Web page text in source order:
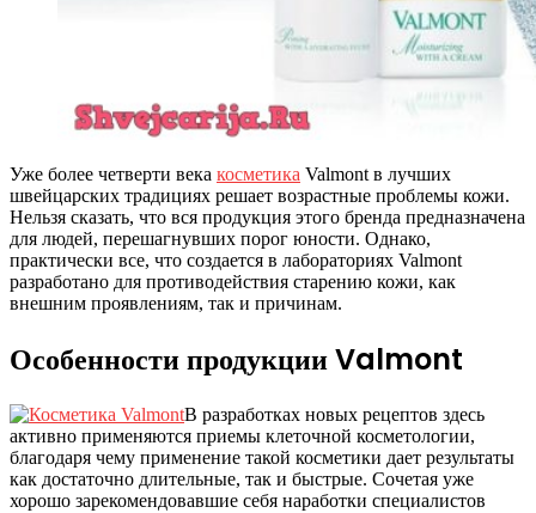
Уже более четверти века косметика Valmont в лучших
швейцарских традициях решает возрастные проблемы кожи.
Нельзя сказать, что вся продукция этого бренда предназначена
для людей, перешагнувших порог юности. Однако,
практически все, что создается в лабораториях Valmont
разработано для противодействия старению кожи, как
внешним проявлениям, так и причинам.
Особенности продукции Valmont
В разработках новых рецептов здесь
активно применяются приемы клеточной косметологии,
благодаря чему применение такой косметики дает результаты
как достаточно длительные, так и быстрые. Сочетая уже
хорошо зарекомендовавшие себя наработки специалистов